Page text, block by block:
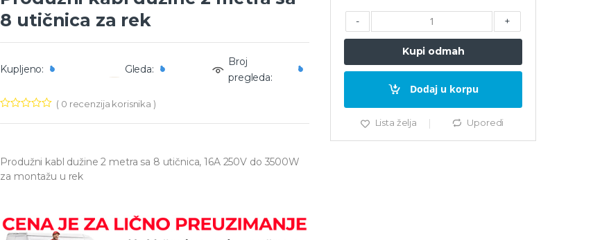
8 utičnica za rek
Kupljeno: Gleda:
Broj
pregleda:
( 0 recenzija korisnika )
Produžni kabl dužine 2 metra sa 8 utičnica, 16A 250V do 3500W
za montažu u rek
- +
Dodaj u korpu
Kupi odmah
Lista želja Uporedi